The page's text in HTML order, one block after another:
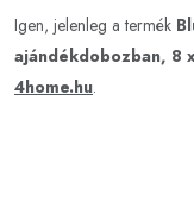
Igen, jelenleg a termék
ajándékdobozban, 8
4home.hu.